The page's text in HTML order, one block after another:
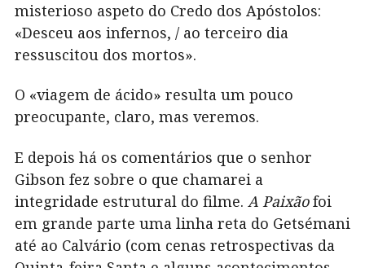
misterioso aspeto do Credo dos Apóstolos:
«Desceu aos infernos, / ao terceiro dia
ressuscitou dos mortos».
O «viagem de ácido» resulta um pouco
preocupante, claro, mas veremos.
E depois há os comentários que o senhor
Gibson fez sobre o que chamarei a
integridade estrutural do filme. A Paixãofoi
em grande parte uma linha reta do Getsémani
até ao Calvário (com cenas retrospectivas da